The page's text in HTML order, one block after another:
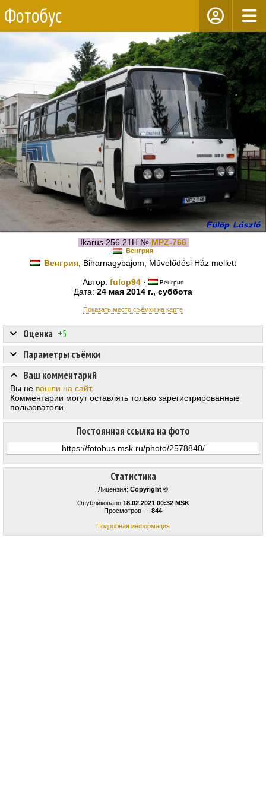
Фотобус
Ikarus 256.21H № MPZ-766
Венгрия
Венгрия, Biharnagybajom, Művelődési Ház mellett
Автор: fulop94 · Венгрия
Дата: 24 мая 2014 г., суббота
Показать место съёмки на карте
Статистика
Лицензия: Copyright ©
Опубликовано 18.02.2021 00:32 MSK
Просмотров — 844
Подробная информация
Оценка +5
Постоянная ссылка на фото
Параметры съёмки
Ваш комментарий
Вы не вошли на сайт.
Комментарии могут оставлять только зарегистрированные
пользователи.